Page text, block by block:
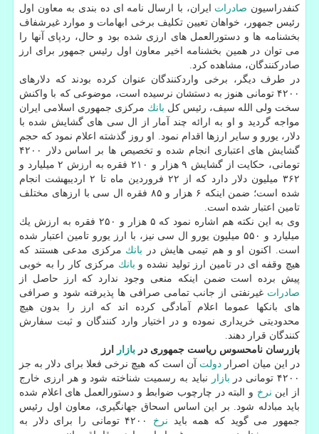
كنفدراسیون صادرات ایران، با ارسال نامه ای ده بندی به معاون اول
رئیس جمهور، خواهان تعیین تكلیف برخی ابهامات و موارد غیرشفاف
بخشنامه ها و دستورالعمل های ارزی شده بود و حال، ردپای آنها را
می توان در همین بخشنامه اخیر معاون اول رئیس جمهور برای ارز
صادركنندگان، مشاهده كرد.
در طرف دیگر، برخی واردكنندگان عنوان كرده بودند كه دلارهای
۴۲۰۰ تومانی هنوز به دستشان نرسیده است، موضوعی كه با واكنش
سخت ولی الله سیف، رئیس كل بانك مركزی جمهوری اسلامی ایران
مواجه گردید و او به ارائه چند آمار از ال سی های گشایش شده با
دلار، یورو و سایر ارزها اقدام نمود. او روز گذشته اعلام نمود كه حجم
گشایش های اعتباری انجام شده و تخصیص ها بر اساس دلار ۴۲۰۰
تومانی، حكایت از گشایش ۹ هزار و ۲۱۰ فقره به ارزش ۲ میلیارد و
۳۶۲ میلیون دلار دارد كه از ۲۲ فروردین ماه تا ۲ اردیبهشت انجام
شده است؛ ضمن اینكه ۶ هزار و ۸۵ فقره ال سی با ارزهای مختلف
تامین اعتبار شده است.
وی به این نكته هم اشاره نمود كه ۵ هزار و ۲۵۰ فقره به ارزش یك
میلیارد و ۵۵۰ میلیون یورو ال سی نیز، با ارز یورو تامین اعتبار شده
است. اكنون او و هم تیمی هایش در بانك مركزی مدعی هستند كه
هیچ وقفه ای در تامین ارز تولید نشده و بانك مركزی كار را به خوبی
پیش برده است ضمن اینكه منعی وجود ندارد كه ارز حاصل از
صادرات غیرنفتی از جانب تمامی صرافی ها پذیرفته شود و صرافی
های بانكها عموما اعلام آمادگی كرده اند كه ارز را بدون هیچ
محدودیتی خریداری نموده و در اختیار وارد كنندگان و ثبت سفارش
كنندگان قرار دهند.
بازرسان نامحسوس ریاست جمهوری در بازار
ارز
در این میان اصرار دولت آن است كه هیچ نرخی فعلا برای دلار به جز
۴۲۰۰ تومانی در
بازار
نباید به رسمیت شناخته شود و هر ارزی خارج
از این نرخ و البته در چارچوب ضوابط و دستورالعمل های اعلام شده
باید مبادله شود. بر این اساس اسحاق جهانگیری، معاون اول رئیس
جمهور می گوید كه همه باید نرخ
۴۲۰۰ تومانی را برای دلار به